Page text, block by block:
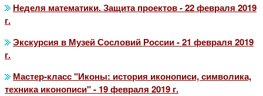
Неделя математики. Защита проектов - 22 февраля 2019
г.
Экскурсия в Музей Сословий России - 21 февраля 2019
г.
Мастер-класс "Иконы: история иконописи, символика,
техника иконописи" - 19 февраля 2019 г.